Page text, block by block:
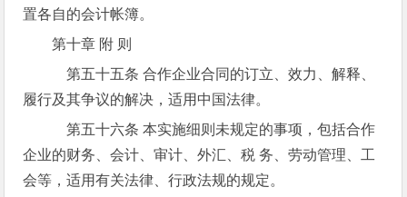
置各自的会计帐簿。
第十章 附 则
第五十五条 合作企业合同的订立、效力、解释、
履行及其争议的解决，适用中国法律。
第五十六条 本实施细则未规定的事项，包括合作
企业的财务、会计、审计、外汇、税 务、劳动管理、工
会等，适用有关法律、行政法规的规定。